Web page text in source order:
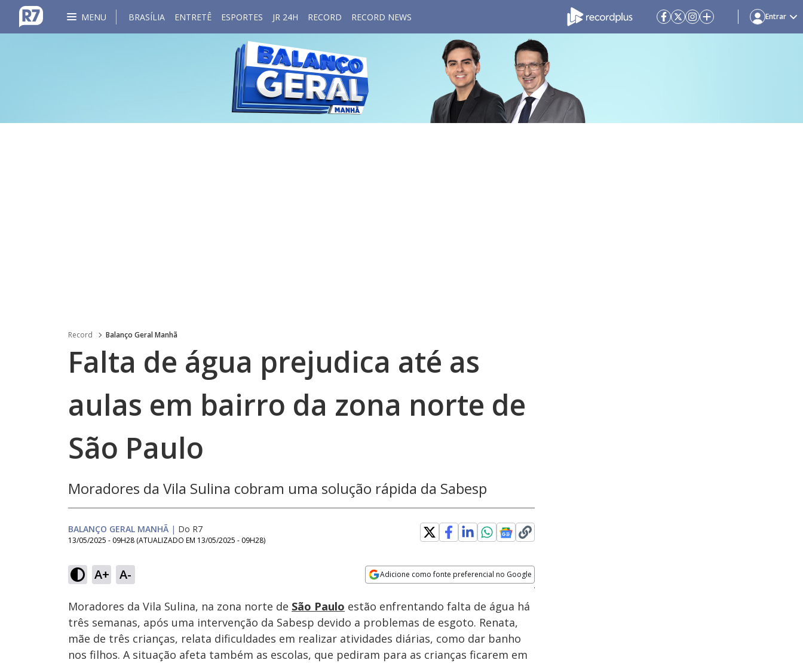
MENU BRASÍLIA ENTRETÊ ESPORTES JR 24H RECORD RECORD NEWS Entrar
Record Balanço Geral Manhã
Falta de água prejudica até as
aulas em bairro da zona norte de
São Paulo
Moradores da Vila Sulina cobram uma solução rápida da Sabesp
BALANÇO GERAL MANHÃ | Do R7
13/05/2025 - 09H28 (ATUALIZADO EM 13/05/2025 - 09H28)
A+ A- Adicione como fonte preferencial no Google
Ativar
Som
Velocidade
Moradores da Vila Sulina, na zona norte de São Paulo estão enfrentando falta de água há
três semanas, após uma intervenção da Sabesp devido a problemas de esgoto. Renata,
mãe de três crianças, relata dificuldades em realizar atividades diárias, como dar banho
nos filhos. A situação afeta também as escolas, que pediram para as crianças ficarem em